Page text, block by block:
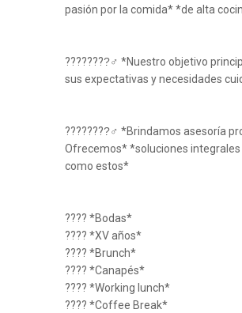
pasión por la comida* *de alta
????????‍♂ *Nuestro objetivo
sus expectativas y necesidades
????????‍♂ *Brindamos asesoría
Ofrecemos* *soluciones
como estos*
???? *Bodas*
???? *XV años*
???? *Brunch*
???? *Canapés*
???? *Working lunch*
???? *Coffee Break*